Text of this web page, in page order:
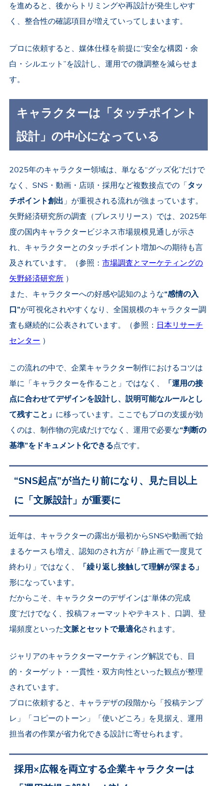
を進めると、後からトリミングや再設計が発生しやす
く、整合性の確認項目が増えていってしまいます。
プロに依頼すると、媒体仕様を前提に“安全な構図・余
白・シルエット”を設計し、運用での微調整を減らせま
す。
キャラクターは「タッチポイント
設計」の中心になっている
2025年のキャラクター領域は、単なる“グッズ化”だけで
なく、SNS・動画・店頭・採用など複数接点での「タッ
チポイント創出」が重視される流れが強まっています。
矢野経済研究所の調査（プレスリリース）では、2025年
度の国内キャラクタービジネス市場規模見通しが示さ
れ、キャラクターとのタッチポイント増加への期待も言
及されています。（参照：市場調査とマーケティングの
矢野経済研究所 ）
また、キャラクターへの好感や認知のような“感情の入
口”が可視化されやすくなり、全国規模のキャラクター調
査も継続的に公表されています。（参照： 日本リサーチ
センター ）
この流れの中で、企業キャラクター制作におけるコツは
単に「キャラクターを作ること」ではなく、
「運用の接
点に合わせてデザインを設計し、説明可能なルールとし
て残すこと」 に移っています。ここでもプロの支援が効
くのは、制作物の完成だけでなく、運用で必要な“判断の
基準”をドキュメント化できる点です。
“SNS起点”が当たり前になり、見た目以上
に「文脈設計」が重要に
近年は、キャラクターの露出が最初からSNSや動画で始
まるケースも増え、認知のされ方が「静止画で一度見て
終わり」ではなく、
「繰り返し接触して理解が深まる」
形になっています。
だからこそ、キャラクターのデザインは“単体の完成
度”だけでなく、投稿フォーマットやテキスト、口調、登
場頻度といった文脈とセットで最適化されます。
ジャリアのキャラクターマーケティング解説でも、目
的・ターゲット・一貫性・双方向性といった観点が整理
されています。
プロに依頼すると、キャラデザの段階から「投稿テンプ
レ」「コピーのトーン」「使いどころ」を見据え、運用
担当者の作業が省力化できる設計に寄せられます。
採用×広報を両立する企業キャラクターは